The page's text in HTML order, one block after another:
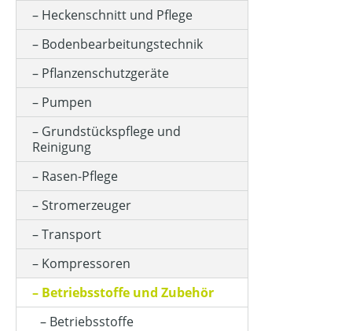
Heckenschnitt und Pflege
Bodenbearbeitungstechnik
Pflanzenschutzgeräte
Pumpen
Grundstückspflege und
Reinigung
Rasen-Pflege
Stromerzeuger
Transport
Kompressoren
Betriebsstoffe und Zubehör
Betriebsstoffe